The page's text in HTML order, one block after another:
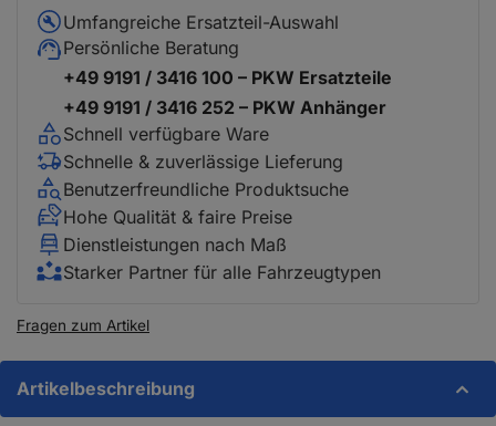
Umfangreiche Ersatzteil-Auswahl
Persönliche Beratung
+49 9191 / 3416 100 – PKW Ersatzteile
+49 9191 / 3416 252 – PKW Anhänger
Schnell verfügbare Ware
Schnelle & zuverlässige Lieferung
Benutzerfreundliche Produktsuche
Hohe Qualität & faire Preise
Dienstleistungen nach Maß
Starker Partner für alle Fahrzeugtypen
Fragen zum Artikel
Artikelbeschreibung